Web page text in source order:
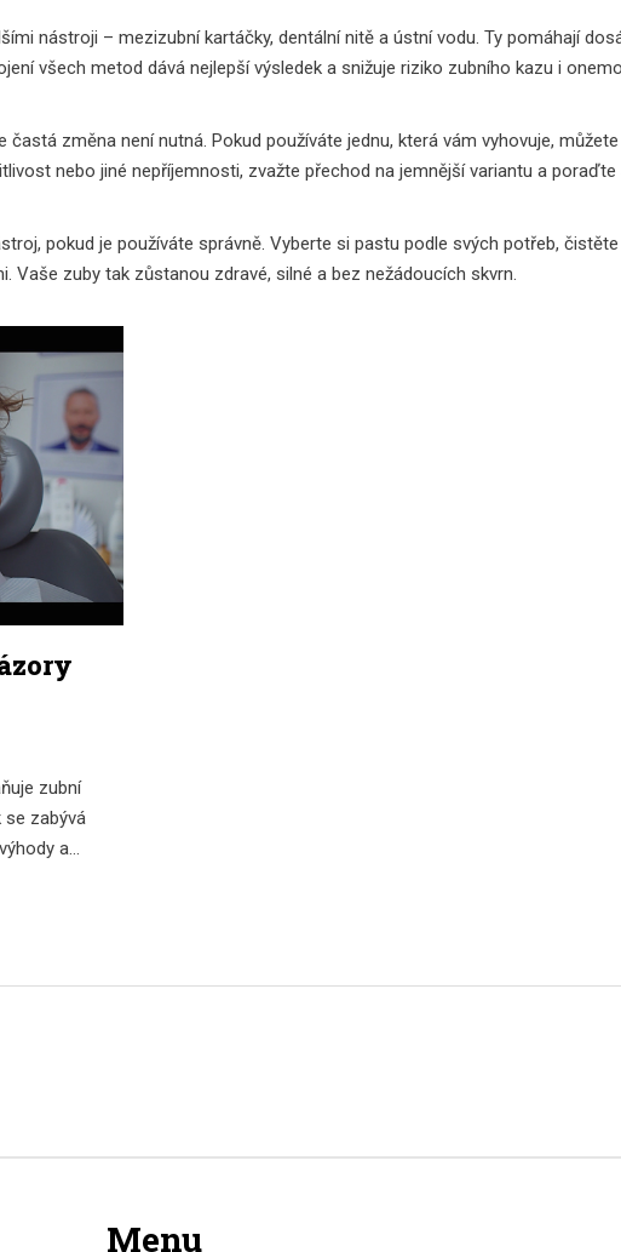
nástroji – mezizubní kartáčky, dentální nitě a ústní vodu. Ty pomáhají
všech metod dává nejlepší výsledek a snižuje riziko zubního kazu i
změna není nutná. Pokud používáte jednu, která vám vyhovuje, můžete
nebo jiné nepříjemnosti, zvažte přechod na jemnější variantu a poraďte
pokud je používáte správně. Vyberte si pastu podle svých potřeb,
Vaše zuby tak zůstanou zdravé, silné a bez nežádoucích skvrn.
zubní
se zabývá
a
péči
Menu